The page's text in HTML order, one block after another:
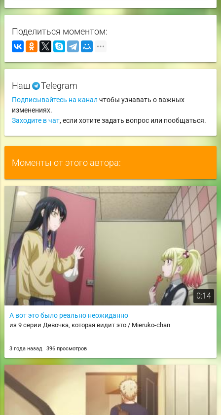
Поделиться моментом:
Наш Telegram
Подписывайтесь на канал чтобы узнавать о важных
изменениях.
Заходите в чат, если хотите задать вопрос или пообщаться.
Моменты от этого автора:
0:14
А вот это было реально неожиданно
из 9 серии Девочка, которая видит это / Mieruko-chan
3 года назад 396 просмотров